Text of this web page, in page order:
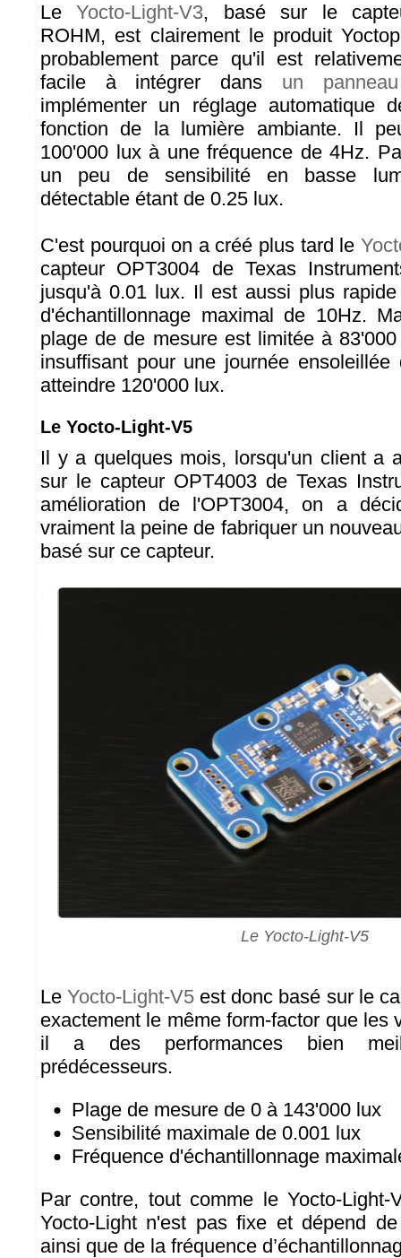
LeYocto-Light-V3, basé sur le
ROHM, est clairement le produit
probablement parce qu'il est
facile à intégrer dans un
implémenter un réglage automatique
fonction de la lumière ambiante. Il
100'000 lux à une fréquence de 4Hz.
un peu de sensibilité en basse
détectable étant de 0.25 lux.
C'est pourquoi on a créé plus tard le
capteur OPT3004 de Texas
jusqu'à 0.01 lux. Il est aussi plus
d'échantillonnage maximal de 10Hz.
plage de de mesure est limitée à
insuffisant pour une journée ensoleillée
atteindre 120'000 lux.
Le Yocto-Light-V5
Il y a quelques mois, lorsqu'un client a
sur le capteur OPT4003 de Texas
amélioration de l'OPT3004, on a
vraiment la peine de fabriquer un
basé sur ce capteur.
Le Yocto-Light-V5
LeYocto-Light-V5 est donc basé sur le
exactement le même form-factor que les
il a des performances bien
prédécesseurs.
Plage de mesure de 0 à 143'000 lux
Sensibilité maximale de 0.001 lux
Fréquence d'échantillonnage
Par contre, tout comme le Yocto-Light-
Yocto-Light n'est pas fixe et dépend
ainsi que de la fréquence